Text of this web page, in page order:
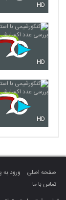
HD
HD
HD
صفحه اصلی ورود به
تماس با ما